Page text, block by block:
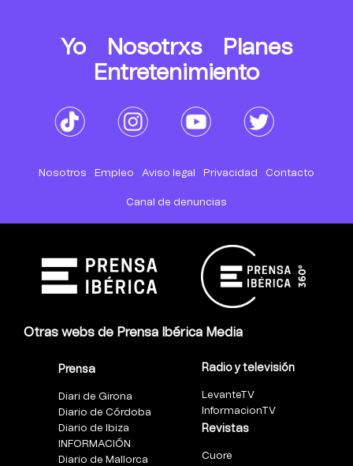
Yo Nosotrxs
Planes
Entretenimiento
Nosotros Empleo Aviso legal Privacidad Contacto
Canal de denuncias
Otras webs de Prensa Ibérica Media
Prensa
Diari de Girona
Diario de Córdoba
Diario de Ibiza
INFORMACIÓN
Diario de Mallorca
Radio y televisión
LevanteTV
InformacionTV
Revistas
Cuore